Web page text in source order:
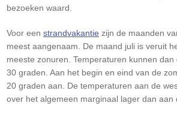
bezoeken waard.​
Voor een strandvakantie zijn de maanden
meest aangenaam. De maand juli is veruit
meeste zonuren. Temperaturen kunnen
30 graden. Aan het begin en eind van de
20 graden aan. De temperaturen aan de
over het algemeen marginaal lager dan aan